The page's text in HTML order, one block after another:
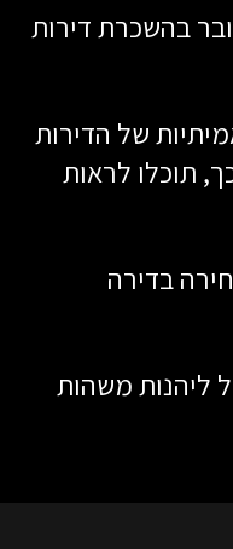
בהשכרת דירות
של הדירות
תוכלו לראות
בדירה
ליהנות משהות